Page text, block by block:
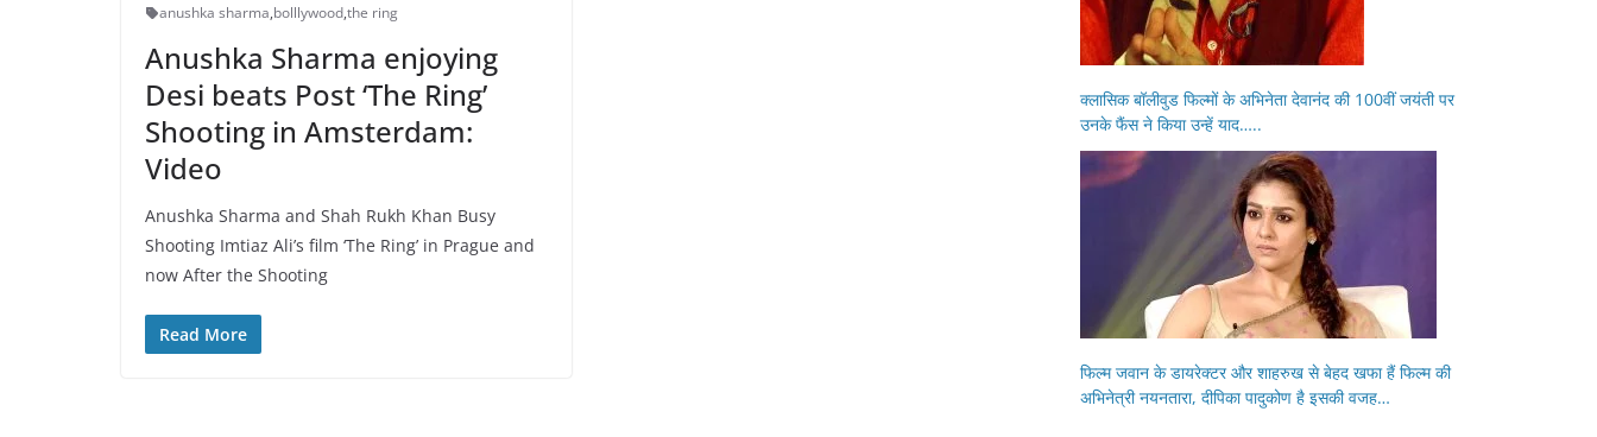
anushka sharma,bolllywood,the ring
Anushka Sharma enjoying
Desi beats Post ‘The Ring’
Shooting in Amsterdam:
Video
Anushka Sharma and Shah Rukh Khan Busy
Shooting Imtiaz Ali’s film ‘The Ring’ in Prague and
now After the Shooting
Read More
क्लासिक बॉलीवुड फिल्मों के अभिनेता देवानंद की 100वीं जयंती पर
उनके फैंस ने किया उन्हें याद…..
फिल्म जवान के डायरेक्टर और शाहरुख से बेहद खफा हैं फिल्म की
अभिनेत्री नयनतारा, दीपिका पादुकोण है इसकी वजह…